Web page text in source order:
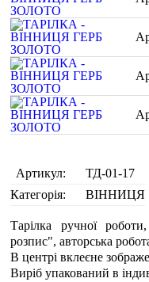
Артикул:
ТД-01-17
Категорія:
ВІННИЦЯ
Тарілка ручної
розпис", авторська
В центрі вклеєне
Виріб упакований в